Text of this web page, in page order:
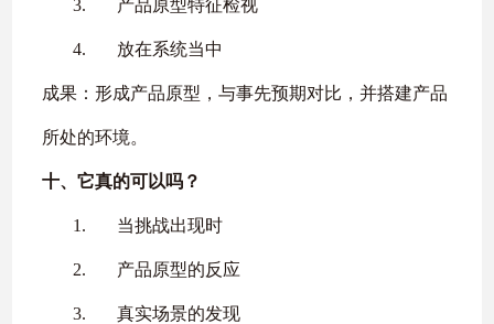
3. 产品原型特征检视
4. 放在系统当中
成果：形成产品原型，与事先预期对比，并搭建产品
所处的环境。
十、它真的可以吗？
1. 当挑战出现时
2. 产品原型的反应
3. 真实场景的发现